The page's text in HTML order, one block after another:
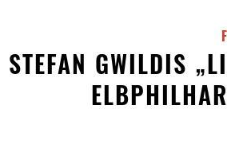
STEFAN GWILDIS